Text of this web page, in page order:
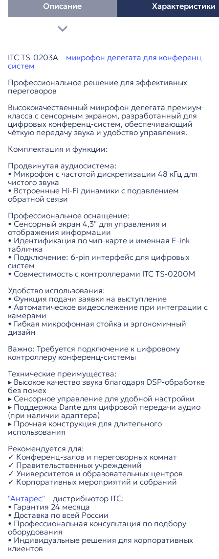
Описание Характеристики
ITC TS-0203A – микрофон делегата для конференц-
систем
Профессиональное решение для эффективных
переговоров
Высококачественный микрофон делегата премиум-
класса с сенсорным экраном, разработанный для
цифровых конференц-систем, обеспечивающий
чёткую передачу звука и удобство управления.
Комплектация и функции:
Продвинутая аудиосистема:
• Микрофон с частотой дискретизации 48 кГц для
чистого звука
• Встроенные Hi-Fi динамики с подавлением
обратной связи
Профессиональное оснащение:
• Сенсорный экран 4,3" для управления и
отображения информации
• Идентификация по чип-карте и именная E-ink
табличка
• Подключение: 6-pin интерфейс для цифровых
систем
• Совместимость с контроллерами ITC TS-0200M
Удобство использования:
• Функция подачи заявки на выступление
• Автоматическое видеослежение при интеграции с
камерами
• Гибкая микрофонная стойка и эргономичный
дизайн
Важно: Требуется подключение к цифровому
контроллеру конференц-системы
Технические преимущества:
▸ Высокое качество звука благодаря DSP-обработке
без помех
▸ Сенсорное управление для удобной настройки
▸ Поддержка Dante для цифровой передачи аудио
(при наличии адаптера)
▸ Прочная конструкция для длительного
использования
Рекомендуется для:
✓ Конференц-залов и переговорных комнат
✓ Правительственных учреждений
✓ Университетов и образовательных центров
✓ Корпоративных мероприятий и собраний
"Антарес" – дистрибьютор ITC:
• Гарантия 24 месяца
• Доставка по всей России
• Профессиональная консультация по подбору
оборудования
• Индивидуальные решения для корпоративных
клиентов